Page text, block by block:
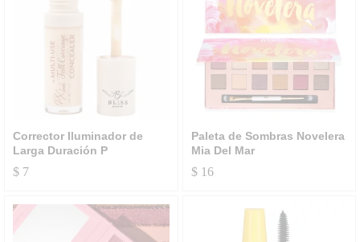
Corrector Iluminador de
Larga Duración P
$ 7
Paleta de Sombras Novelera
Mia Del Mar
$16